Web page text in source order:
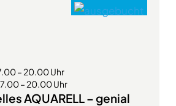
– 20.00 Uhr
– 20.00 Uhr
AQUARELL – genial